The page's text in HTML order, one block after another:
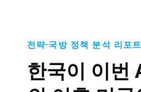
전략·국방 정책 분석 리포트
한국이 이번